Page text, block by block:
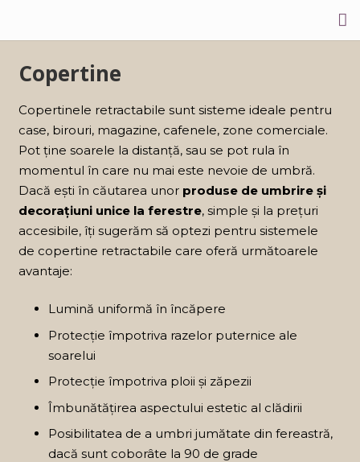
Comercial
Contactati-ne!
Copertine
Copertinele retractabile sunt sisteme ideale pentru
case, birouri, magazine, cafenele, zone comerciale.
Pot ține soarele la distanță, sau se pot rula în
momentul în care nu mai este nevoie de umbră.
Dacă ești în căutarea unor produse de umbrire și
decorațiuni unice la ferestre, simple și la prețuri
accesibile, îți sugerăm să optezi pentru sistemele
de copertine retractabile care oferă următoarele
avantaje:
Lumină uniformă în încăpere
Protecție împotriva razelor puternice ale
soarelui
Protecție împotriva ploii și zăpezii
Îmbunătățirea aspectului estetic al clădirii
Posibilitatea de a umbri jumătate din fereastră,
dacă sunt coborâte la 90 de grade